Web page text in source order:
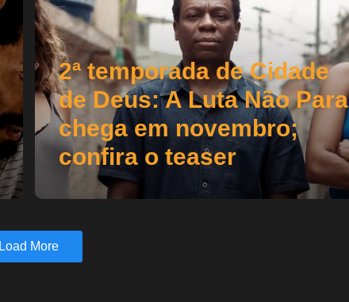
2ª temporada de Cidade
de Deus: A Luta Não Para
chega em novembro;
confira o teaser
Load More